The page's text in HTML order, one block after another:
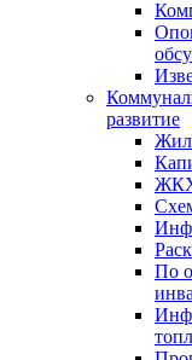
развитие
По